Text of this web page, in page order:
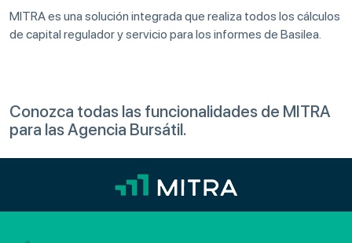
MITRA es una solución integrada que realiza todos los cálculos
de capital regulador y servicio para los informes de Basilea.
Conozca todas las funcionalidades de MITRA
para las Agencia Bursátil.